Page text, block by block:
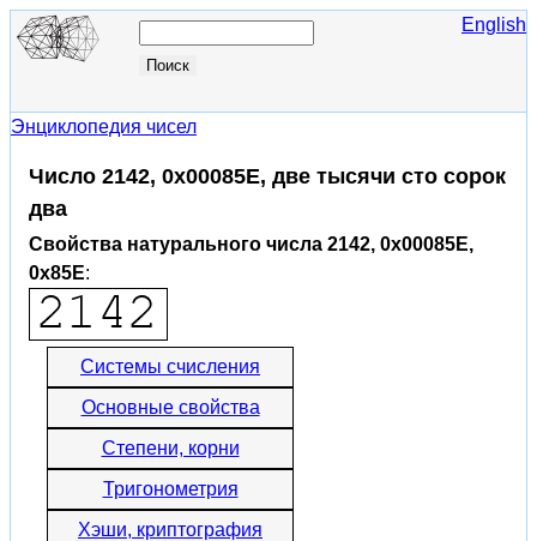
English
Энциклопедия чисел
Число 2142, 0x00085E, две тысячи сто сорок
два
Свойства натурального числа 2142, 0x00085E,
0x85E:
Системы счисления
Основные свойства
Степени, корни
Тригонометрия
Хэши, криптография